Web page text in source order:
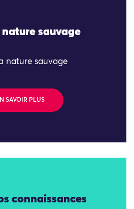
sauvage
nature sauvage
SAVOIR PLUS
connaissances